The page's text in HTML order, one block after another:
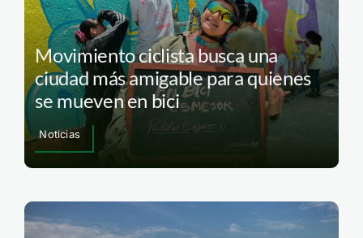
Movimiento ciclista busca una
ciudad más amigable para quienes
se mueven en bici
Noticias